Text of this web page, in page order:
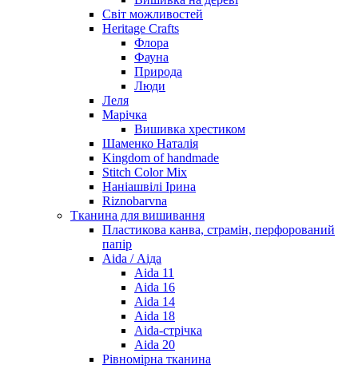
Світ можливостей
Heritage Crafts
Флора
Фауна
Природа
Люди
Леля
Марічка
Вишивка хрестиком
Шаменко Наталія
Kingdom of handmade
Stitch Color Mix
Наніашвілі Ірина
Riznobarvna
Тканина для вишивання
Пластикова канва, страмін, перфорований
папір
Aida / Аіда
Aida 11
Aida 16
Aida 14
Aida 18
Aida-стрічка
Aida 20
Рівномірна тканина